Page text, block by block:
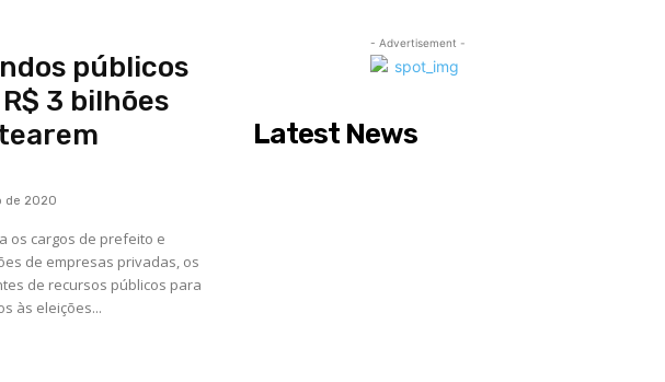
públicos
3 bilhões
de 2020
os cargos de prefeito e
de empresas privadas, os
de recursos públicos para
às eleições...
- Advertisement -
Latest News